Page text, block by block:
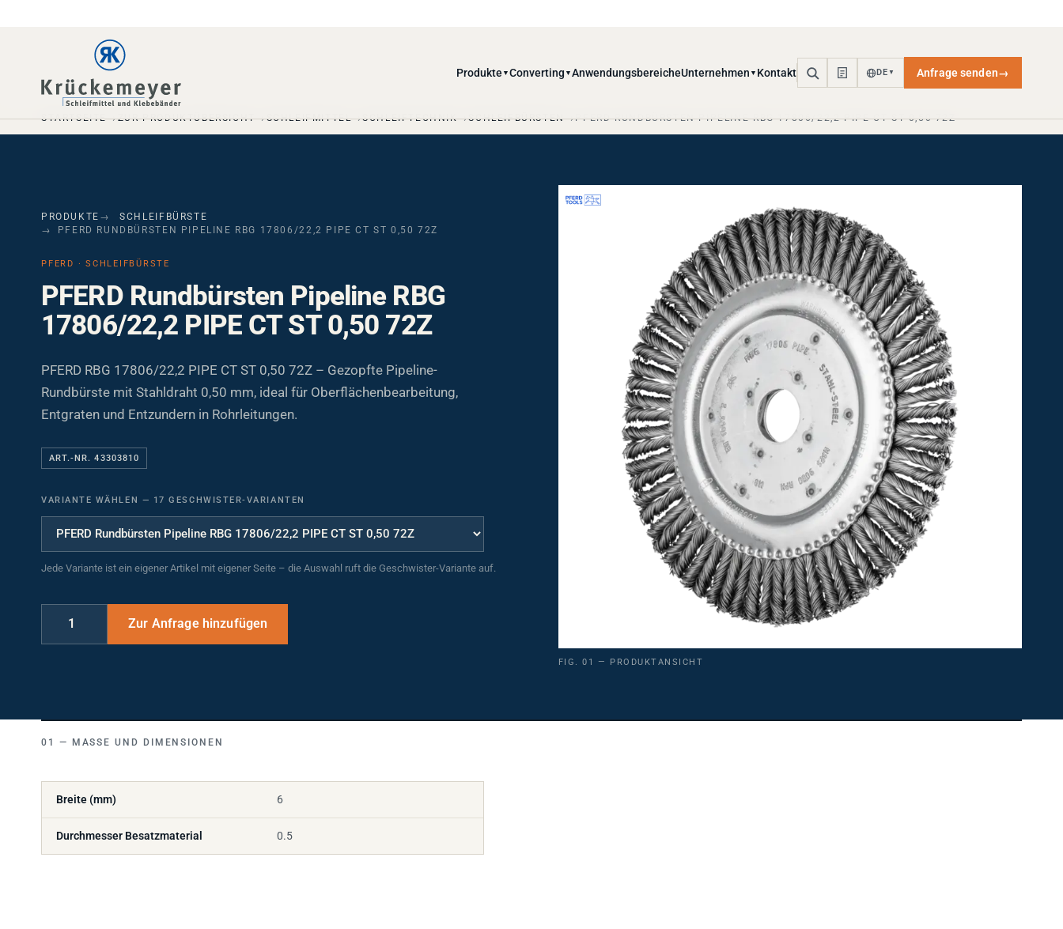
SCHLEIFBÜRSTE
PFERD RUNDBÜRSTEN PIPELINE RBG 17806/22,2 PIPE CT ST 0,50 72Z
PFERD Rundbürsten Pipeline RBG
17806/22,2 PIPE CT ST 0,50 72Z
PFERD RBG 17806/22,2 PIPE CT ST 0,50 72Z – Gezopfte Pipeline-
Rundbürste mit Stahldraht 0,50 mm, ideal für Oberflächenbearbeitung,
Entgraten und Entzundern in Rohrleitungen.
ART.-NR. 43303810
Breite (mm)
Durchmesser Besatzmaterial